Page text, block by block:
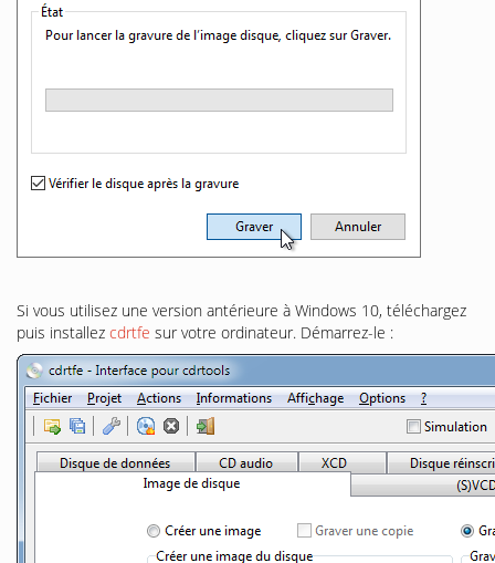
Si vous utilisez une version antérieure à Windows 10, téléchargez
puis installez cdrtfe sur votre ordinateur. Démarrez-le :